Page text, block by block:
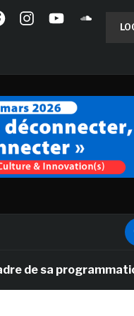
sa programmation